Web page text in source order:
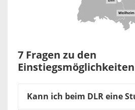
7 Fragen zu den